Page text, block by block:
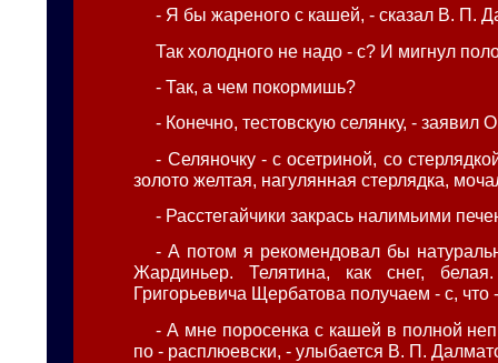
- Я бы жареного с кашей, - сказал В. П.
Так холодного не надо - с? И мигнул
- Так, а чем покормишь?
- Конечно, тестовскую селянку, - заявил
- Селяночку - с осетриной, со
золото желтая, нагулянная стерлядка,
- Расстегайчики закрась налимьими
- А потом я рекомендовал бы
Жардиньер. Телятина, как снег,
Григорьевича Щербатова получаем - с, что
- А мне поросенка с кашей в полной
по - расплюевски, - улыбается В. П.